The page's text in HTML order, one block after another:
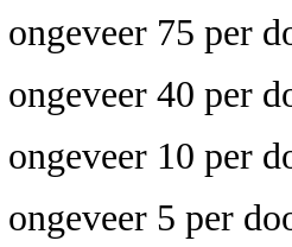
75 per
40 per
10 per
5 per